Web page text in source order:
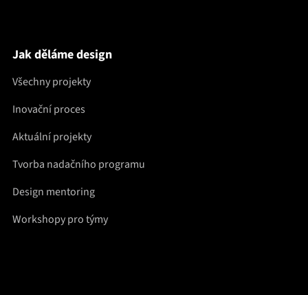
Jak děláme design
Všechny projekty
Inovační proces
Aktuální projekty
Tvorba nadačního programu
Design mentoring
Workshopy pro týmy